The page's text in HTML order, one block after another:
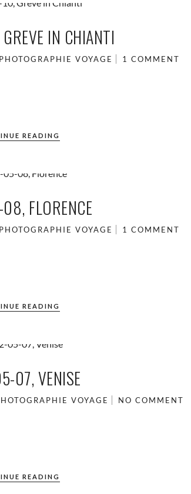
IN CHIANTI
PHOTOGRAPHIE VOYAGE 1 COMMENT
READING
FLORENCE
PHOTOGRAPHIE VOYAGE 1 COMMENT
READING
07, VENISE
VOYAGE NO COMMENT
READING